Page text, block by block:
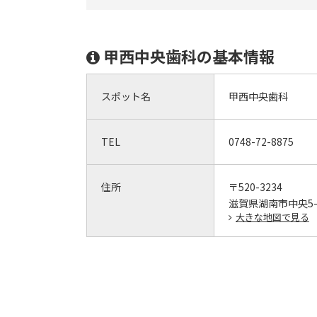
甲西中央歯科の基本情報
スポット名 甲西中央歯科
TEL 0748-72-8875
住所
〒520-3234
滋賀県湖南市中央
大きな地図で見る